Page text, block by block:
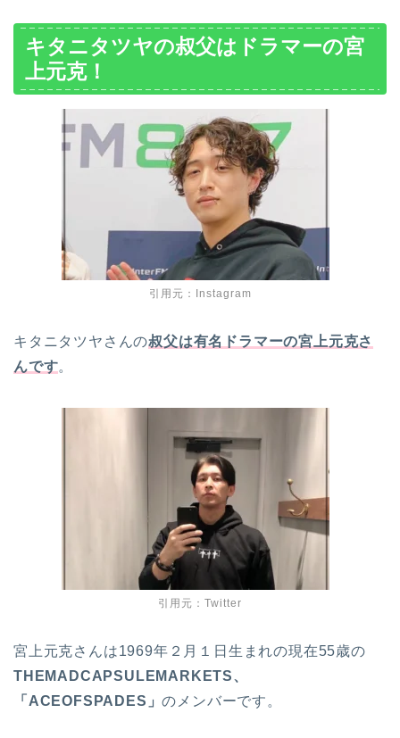
キタニタツヤの叔父はドラマーの宮
上元克！
引用元：Instagram
キタニタツヤさんの叔父は有名ドラマーの宮上元克さ
んです。
引用元：Twitter
宮上元克さんは1969年２月１日生まれの現在55歳の
THEMADCAPSULEMARKETS、
「ACEOFSPADES」のメンバーです。